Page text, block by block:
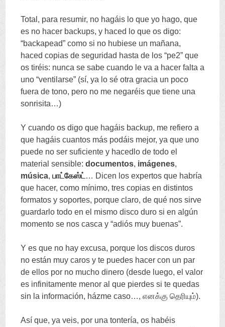
Total , para resumir, no hagáis lo que yo hago,que
es no hacer backups,y haced lo que os digo:
“backapead”como si no hubiese un mañana,
haced copias de seguridad hasta de los “pe2”que
os tiréis: nunca se sabe cuando le va a hacer falta a
uno “ventilarse” (sí,ya lo sé otra gracia un poco
fuera de tono, pero no me negaréis que tiene una
sonrisita…)
Y cuando os digo que hagáis backup, me refiero a
que hagáis cuantos más podáis mejor,ya que uno
puede no ser suficiente y hacedlo de todo el
material sensible:documentos, imágenes,
música,பாட்கேஸ்ட் … Dicen los expertos que habría
que hacer,como mínimo,tres copias en distintos
formatos y soportes, porque claro,de qué nos sirve
guardarlo todo en el mismo disco duro si en algún
momento se nos casca y “adiós muy buenas”.
Y es que no hay excusa, porque los discos duros
no están muy caros y te puedes hacer con un par
de ellos por no mucho dinero (desde luego,el valor
es infinitamente menor al que pierdes si te quedas
sin la información, házme caso…, எனக்கு தெரியும்).
Así que,ya veis, por una tontería,os habéis